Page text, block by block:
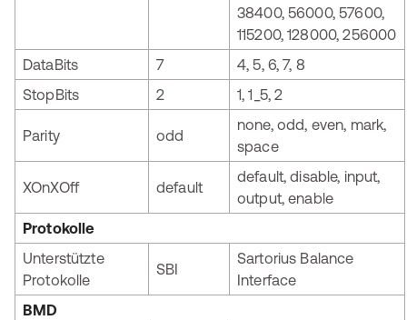
38400, 56000, 57600,
115200, 128000, 256000
DataBits
7
4, 5, 6, 7, 8
StopBits
2 1, 1_5, 2
Parity odd
none, odd, even, mark,
space
XOnXOff default
default, disable, input,
output, enable
Protokolle
Unterstützte
Protokolle
SBI
Sartorius Balance
Interface
BMD